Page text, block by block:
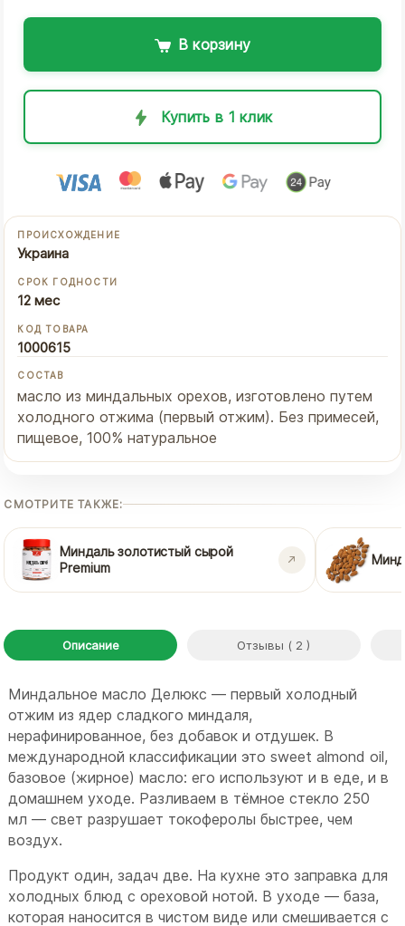
В корзину
Купить в 1 клик
ПРОИСХОЖДЕНИЕ
Украина
СРОК ГОДНОСТИ
12 мес
КОД ТОВАРА
1000615
СОСТАВ
масло из миндальных орехов, изготовлено путем
холодного отжима (первый отжим). Без примесей,
пищевое, 100% натуральное
СМОТРИТЕ ТАКЖЕ:
Миндаль золотистый сырой
Premium
Описание Отзывы ( 2 )
Миндальное масло Делюкс — первый холодный
отжим из ядер сладкого миндаля,
нерафинированное, без добавок и отдушек. В
международной классификации это sweet almond oil,
базовое (жирное) масло: его используют и в еде, и в
домашнем уходе. Разливаем в тёмное стекло 250
мл — свет разрушает токоферолы быстрее, чем
воздух.
Продукт один, задач две. На кухне это заправка для
холодных блюд с ореховой нотой. В уходе — база,
которая наносится в чистом виде или смешивается с